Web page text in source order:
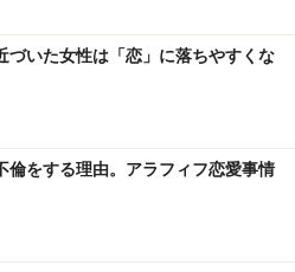
よね。あれ、不倫だったっ
とだとかをぽろぽろと口にし
大失敗だったなと思ったと
整形ってほんと、うまくいっ
いじゃん』って。うわあ、と
よ、帰ったほうがいいよ」と
づいた女性は「恋」に落ちやすくな
倫をする理由。アラフィフ恋愛事情